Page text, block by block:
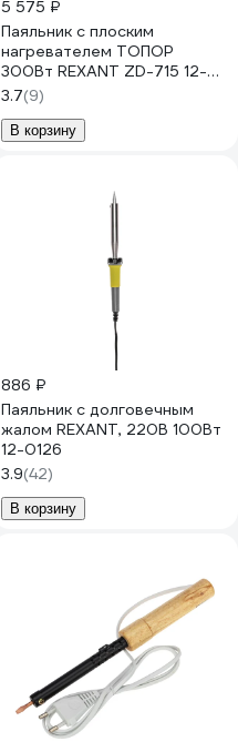
5 575 ₽
Паяльник с плоским
нагревателем ТОПОР
300Вт REXANT ZD-715 12-
0188
3.7(9)
В корзину
886 ₽
Паяльник с долговечным
жалом REXANT, 220В 100Вт
12-0126
3.9(42)
В корзину